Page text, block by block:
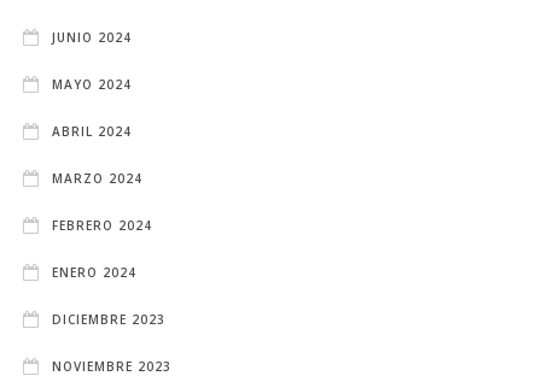
JUNIO 2024
MAYO 2024
ABRIL 2024
MARZO 2024
FEBRERO 2024
ENERO 2024
DICIEMBRE 2023
NOVIEMBRE 2023